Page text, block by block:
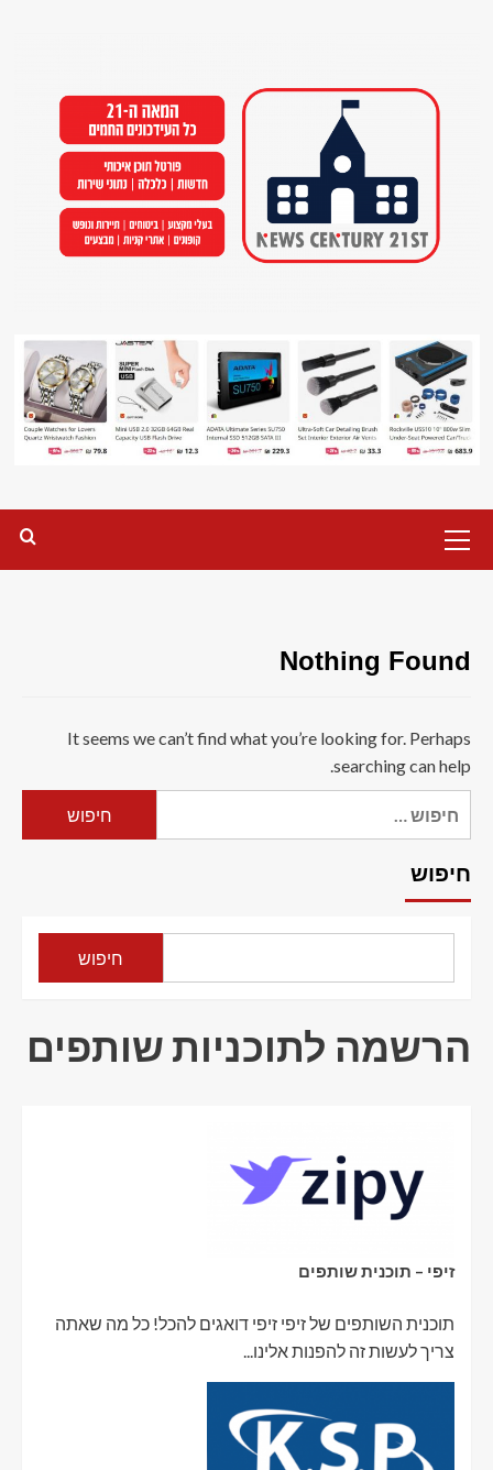
Menu
Nothing Found
It seems we can’t find what you’re looking for. Perhaps
searching can help.
חיפוש
חיפוש
הרשמה לתוכניות שותפים
זיפי – תוכנית שותפים
תוכנית השותפים של זיפי זיפי דואגים להכל! כל מה שאתה
צריך לעשות זה להפנות אלינו...